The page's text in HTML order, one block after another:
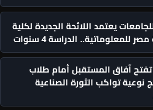
يعتمد اللائحة الجديدة لكلية
للمعلوماتية.. الدراسة 4 سنوات
آفاق المستقبل أمام طلاب
بـ3 برامج نوعية تواكب الثورة الصناعية